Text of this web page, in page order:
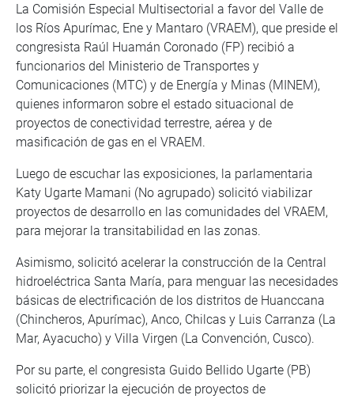
La Comisión Especial Multisectorial a favor del Valle de
los Ríos Apurímac, Ene y Mantaro (VRAEM), que preside el
congresista Raúl Huamán Coronado (FP) recibió a
funcionarios del Ministerio de Transportes y
Comunicaciones (MTC) y de Energía y Minas (MINEM),
quienes informaron sobre el estado situacional de
proyectos de conectividad terrestre, aérea y de
masificación de gas en el VRAEM.
Luego de escuchar las exposiciones, la parlamentaria
Katy Ugarte Mamani (No agrupado) solicitó viabilizar
proyectos de desarrollo en las comunidades del VRAEM,
para mejorar la transitabilidad en las zonas.
Asimismo, solicitó acelerar la construcción de la Central
hidroeléctrica Santa María, para menguar las necesidades
básicas de electrificación de los distritos de Huanccana
(Chincheros, Apurímac), Anco, Chilcas y Luis Carranza (La
Mar, Ayacucho) y Villa Virgen (La Convención, Cusco).
Por su parte, el congresista Guido Bellido Ugarte (PB)
solicitó priorizar la ejecución de proyectos de